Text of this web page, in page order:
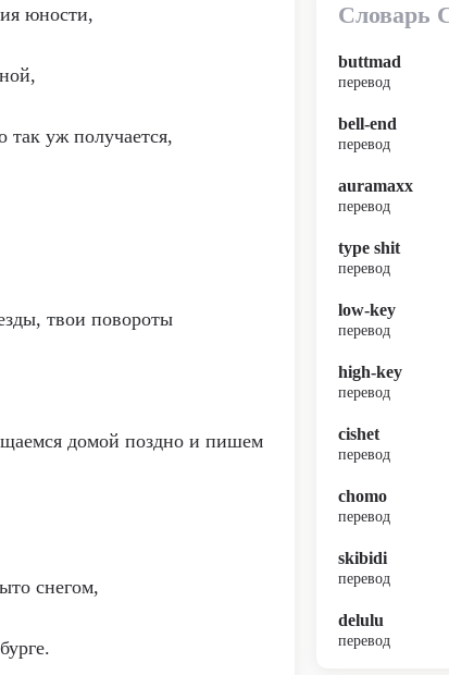
юности,
уж получается,
твои повороты
домой поздно и пишем
снегом,
Словарь
buttmad
перевод
bell-end
перевод
auramaxx
перевод
type shit
перевод
low-key
перевод
high-key
перевод
cishet
перевод
chomo
перевод
skibidi
перевод
delulu
перевод